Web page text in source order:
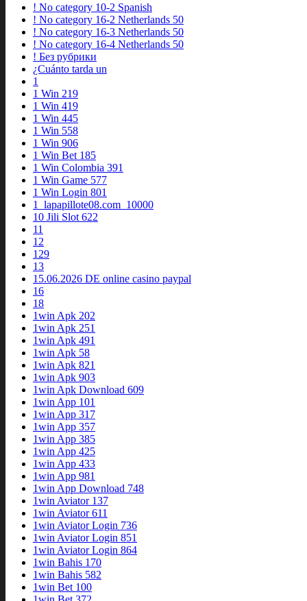
! No category 10-2 Spanish
! No category 16-2 Netherlands 50
! No category 16-3 Netherlands 50
! No category 16-4 Netherlands 50
! Без рубрики
¿Cuánto tarda un
1
1 Win 219
1 Win 419
1 Win 445
1 Win 558
1 Win 906
1 Win Bet 185
1 Win Colombia 391
1 Win Game 577
1 Win Login 801
1_lapapillote08.com_10000
10 Jili Slot 622
11
12
129
13
15.06.2026 DE online casino paypal
16
18
1win Apk 202
1win Apk 251
1win Apk 491
1win Apk 58
1win Apk 821
1win Apk 903
1win Apk Download 609
1win App 101
1win App 317
1win App 357
1win App 385
1win App 425
1win App 433
1win App 981
1win App Download 748
1win Aviator 137
1win Aviator 611
1win Aviator Login 736
1win Aviator Login 851
1win Aviator Login 864
1win Bahis 170
1win Bahis 582
1win Bet 100